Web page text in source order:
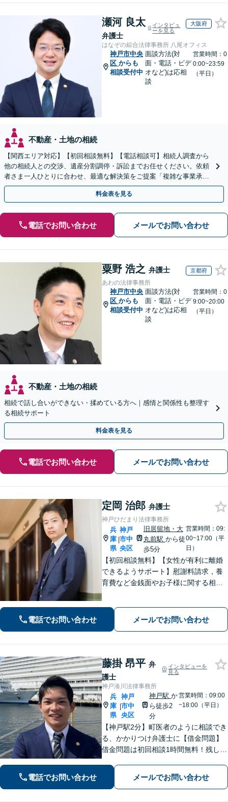
瀬河 良太
弁護士
インタビュ
ーを見る
大阪府
はなぞの綜合法律事務所 八尾オフィス
神戸市中央
区 からも
相談受付中
面談方法(対
面・電話・ビデ
オなど)は応相
談
営業時間：0
0:00~23:59
（平日）
不動産・土地の相続
【関西エリア対応】【初回相談無料】【電話相談可】相続人調査から
他の相続人との交渉、遺産分割調停・訴訟までお任せください。依頼
者さま一人ひとりに合わせ、最適な解決策をご提案「複雑な事業承
継、不動産相続など」【完全個室対応】【休日・夜間相談可】
料金表を見る
電話でお問い合わせ メールでお問い合わせ
粟野 浩之 弁護士 京都府
あわの法律事務所
神戸市中央
区 からも
相談受付中
面談方法(対
面・電話・ビデ
オなど)は応相
談
営業時間：0
9:00~20:00
（平日）
不動産・土地の相続
相続で話し合いができない・揉めている方へ｜感情と関係性も整理す
る相続サポート
料金表を見る
電話でお問い合わせ メールでお問い合わせ
定岡 治郎 弁護士
神戸ひだまり法律事務所
兵
庫
県
|
神戸
市中
央区
旧居留地・大
丸前駅 から徒
歩5分
営業時間：09:
00~17:00（平
日）
【初回相談無料】【女性が有利に離婚
できるようサポート】慰謝料請求，養
育費など金銭面やお子様に関する相談
持ちを大切にしながら交渉します。
【Web相談可】【平日夜間可】【神戸
電話でお問い合わせ メールでお問い合わせ
藤掛 昂平 弁
護士
インタビューを
見る
神戸湊川法律事務所
兵
庫
県
|
神戸
市中
央区
神戸駅 か
ら徒歩2
分
営業時間：09:00
~18:00（平日）
【神戸駅2分】町医者のように相談でき
る、かかりつけ弁護士に【借金問題】
借金問題は初回相談1時間無料！残した
【企業法務】顧問実績多数！カスハ
ラ・クレーム対応はお任せください
電話でお問い合わせ メールでお問い合わせ